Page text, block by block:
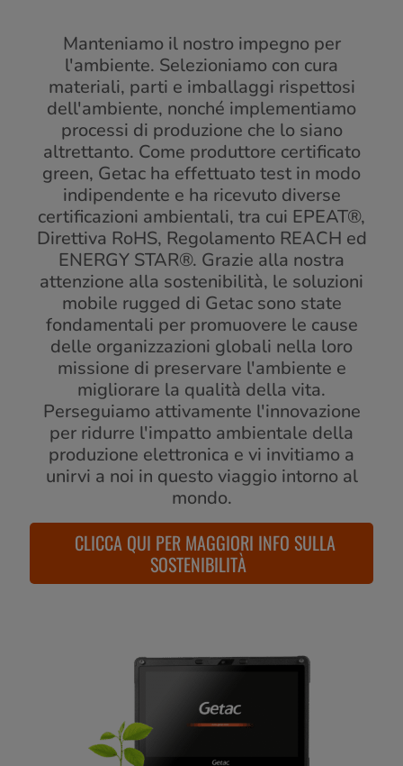
Manteniamo il nostro impegno per
l'ambiente. Selezioniamo con cura
materiali, parti e imballaggi rispettosi
dell'ambiente, nonché implementiamo
processi di produzione che lo siano
altrettanto. Come produttore certificato
green, Getac ha effettuato test in modo
indipendente e ha ricevuto diverse
certificazioni ambientali, tra cui EPEAT®,
Direttiva RoHS, Regolamento REACH ed
ENERGY STAR®. Grazie alla nostra
attenzione alla sostenibilità, le soluzioni
mobile rugged di Getac sono state
fondamentali per promuovere le cause
delle organizzazioni globali nella loro
missione di preservare l'ambiente e
migliorare la qualità della vita.
Perseguiamo attivamente l'innovazione
per ridurre l'impatto ambientale della
produzione elettronica e vi invitiamo a
unirvi a noi in questo viaggio intorno al
mondo.
CLICCA QUI PER MAGGIORI INFO SULLA
SOSTENIBILITÀ